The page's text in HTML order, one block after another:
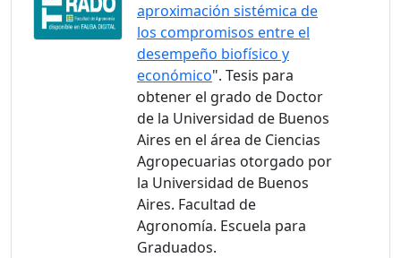
aproximación sistémica de
los compromisos entre el
desempeño biofísico y
económico". Tesis para
obtener el grado de Doctor
de la Universidad de Buenos
Aires en el área de Ciencias
Agropecuarias otorgado por
la Universidad de Buenos
Aires. Facultad de
Agronomía. Escuela para
Graduados.